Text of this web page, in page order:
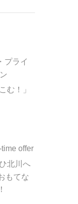
プライ
む！」
offer
北川へ
もてな